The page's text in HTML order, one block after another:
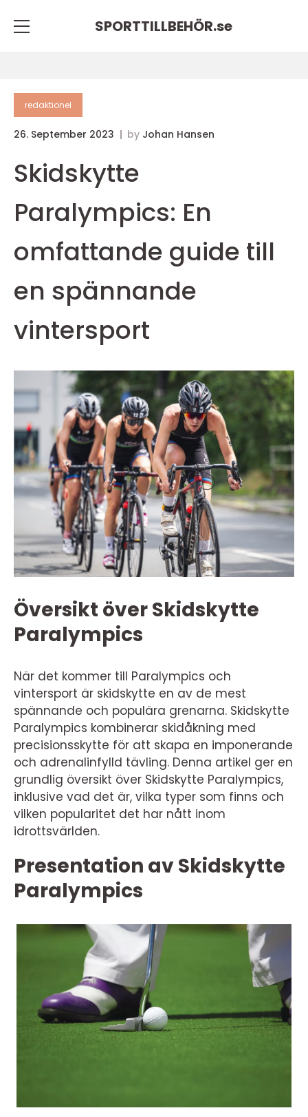
SPORTTILLBEHÖR.se
redaktionel
26. September 2023 by Johan Hansen
Skidskytte
Paralympics: En
omfattande guide till
en spännande
vintersport
Översikt över Skidskytte
Paralympics
När det kommer till Paralympics och
vintersport är skidskytte en av de mest
spännande och populära grenarna. Skidskytte
Paralympics kombinerar skidåkning med
precisionsskytte för att skapa en imponerande
och adrenalinfylld tävling. Denna artikel ger en
grundlig översikt över Skidskytte Paralympics,
inklusive vad det är, vilka typer som finns och
vilken popularitet det har nått inom
idrottsvärlden.
Presentation av Skidskytte
Paralympics